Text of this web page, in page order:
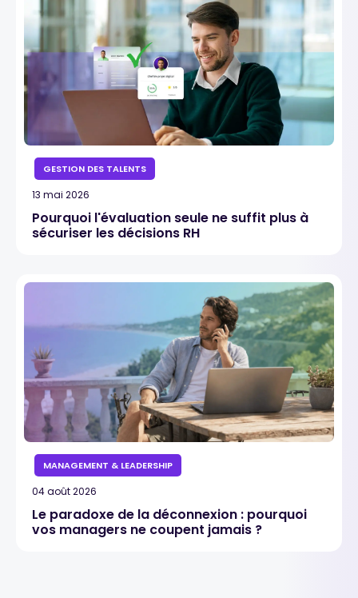
GESTION DES TALENTS
13 mai 2026
Pourquoi l'évaluation seule ne suffit plus à
sécuriser les décisions RH
MANAGEMENT & LEADERSHIP
04 août 2026
Le paradoxe de la déconnexion : pourquoi
vos managers ne coupent jamais ?